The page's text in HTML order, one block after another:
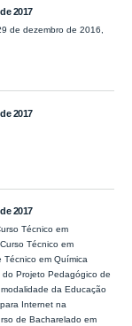
2017
de dezembro de 2016,
2017
2017
Técnico em
Técnico em
Técnico em Química
do Projeto Pedagógico de
da Educação
Internet na
de Bacharelado em